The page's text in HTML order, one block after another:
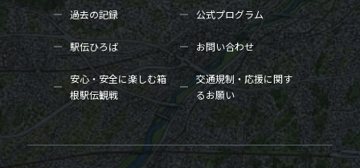
過去の記録 公式プログラム
駅伝ひろば お問い合わせ
安心・安全に楽しむ箱
根駅伝観戦
交通規制・応援に関す
るお願い